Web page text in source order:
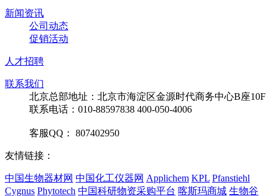
新闻资讯
公司动态
促销活动
人才招聘
联系我们
北京总部地址：北京市海淀区金源时代商务中心B座10F
联系电话：010-88597838 400-050-4006
客服QQ： 807402950
友情链接：
中国生物器材网 中国化工仪器网 Applichem KPL Pfanstiehl
Cygnus Phytotech 中国科研物资采购平台 喀斯玛商城 生物谷